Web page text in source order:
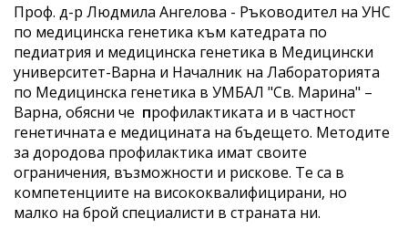
Проф. д-р Людмила Ангелова - Ръководител на УНС
по медицинска генетика към катедрата по
педиатрия и медицинска генетика в Медицински
университет-Варна и Началник на Лабораторията
по Медицинска генетика в УМБАЛ "Св. Марина" –
Варна, обясни че профилактиката и в частност
генетичната е медицината на бъдещето. Методите
за дородова профилактика имат своите
ограничения, възможности и рискове. Те са в
компетенциите на висококвалифицирани, но
малко на брой специалисти в страната ни.